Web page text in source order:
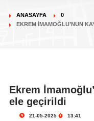
ANASAYFA
0
EKREM İMAMOĞLU’NUN
Ekrem
ele geçirildi
21-05-2025 13:41